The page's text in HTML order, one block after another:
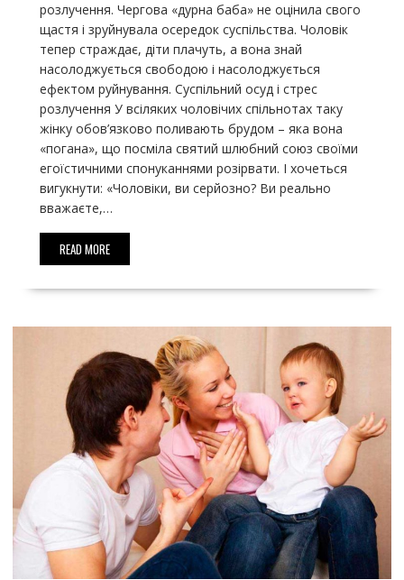
розлучення. Чергова «дурна баба» не оцінила свого
щастя і зруйнувала осередок суспільства. Чоловік
тепер страждає, діти плачуть, а вона знай
насолоджується свободою і насолоджується
ефектом руйнування. Суспільний осуд і стрес
розлучення У всіляких чоловічих спільнотах таку
жінку обов’язково поливають брудом – яка вона
«погана», що посміла святий шлюбний союз своїми
егоїстичними спонуканнями розірвати. І хочеться
вигукнути: «Чоловіки, ви серйозно? Ви реально
вважаєте,…
READ MORE